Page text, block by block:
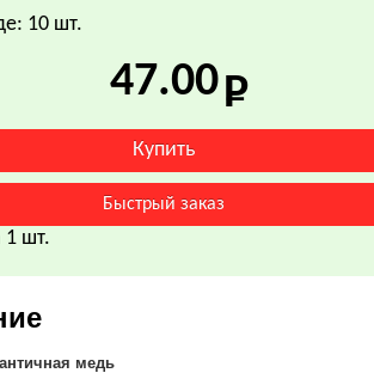
10 шт.
47.00
1 шт.
античная медь